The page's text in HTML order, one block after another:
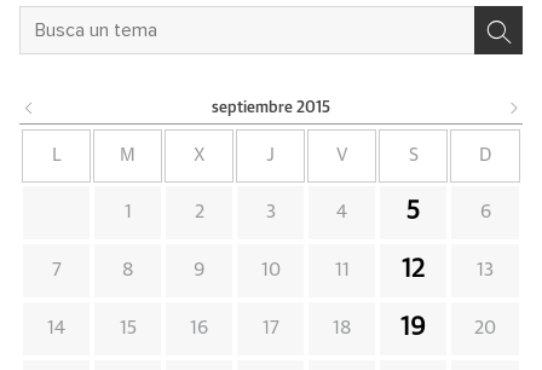
septiembre 2015
L M X J V S D
1 2 3 4 5 6
7 8 9 10 11 12 13
14 15 16 17 18 19 20